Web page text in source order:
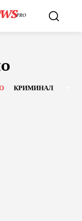
PRO
КРИМИНАЛ